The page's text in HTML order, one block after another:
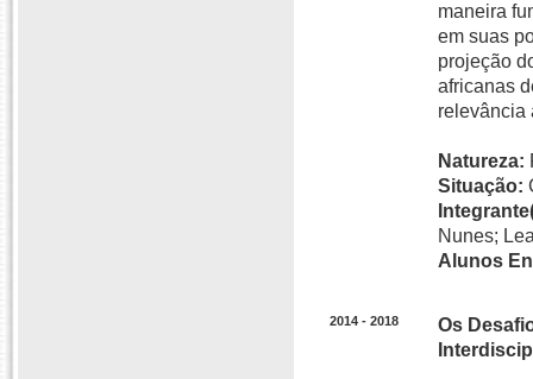
maneira
em suas
projeção
africanas
relevância
Natureza:
Situação:
Nunes;
Alunos
2014 - 2018
Os